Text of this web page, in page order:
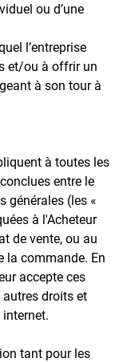
ou d’une
l’entreprise
et/ou à offrir un
à son tour à
à toutes les
entre le
générales (les «
à l'Acheteur
de vente, ou au
la commande. En
accepte ces
droits et
tant pour les